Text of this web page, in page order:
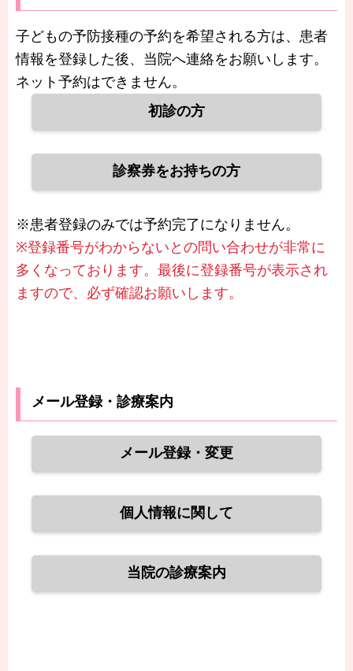
子どもの予防接種の予約を希望される方は、患者
情報を登録した後、当院へ連絡をお願いします。
ネット予約はできません。
初診の方
診察券をお持ちの方
※患者登録のみでは予約完了になりません。
※登録番号がわからないとの問い合わせが非常に
多くなっております。最後に登録番号が表示され
ますので、必ず確認お願いします。
メール登録・診療案内
メール登録・変更
個人情報に関して
当院の診療案内